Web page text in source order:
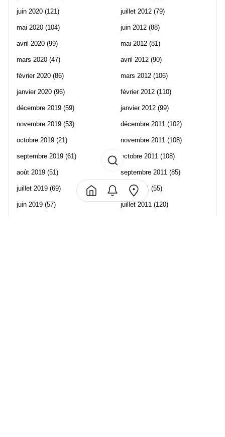
juin 2020 (121)
mai 2020 (104)
avril 2020 (99)
mars 2020 (47)
février 2020 (86)
janvier 2020 (96)
décembre 2019 (59)
novembre 2019 (53)
octobre 2019 (21)
septembre 2019 (61)
août 2019 (51)
juillet 2019 (69)
juin 2019 (57)
juillet 2012 (79)
juin 2012 (88)
mai 2012 (81)
avril 2012 (90)
mars 2012 (106)
février 2012 (110)
janvier 2012 (99)
décembre 2011 (102)
novembre 2011 (108)
octobre 2011 (108)
septembre 2011 (85)
août 2011 (55)
juillet 2011 (120)